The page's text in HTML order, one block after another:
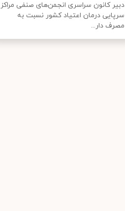
دبیر کانون سراسری انجمن‌های صنفی مراکز
سرپایی درمان اعتیاد کشور نسبت به
مصرف دار...